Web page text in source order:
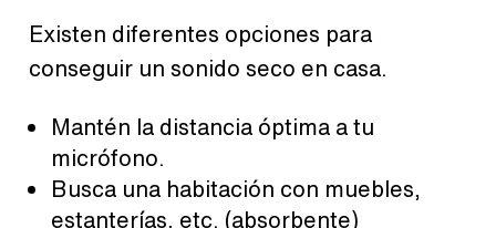
Existen diferentes opciones para
conseguir un sonido seco en casa.
Mantén la distancia óptima a tu
micrófono.
Busca una habitación con muebles,
estanterías, etc. (absorbente)